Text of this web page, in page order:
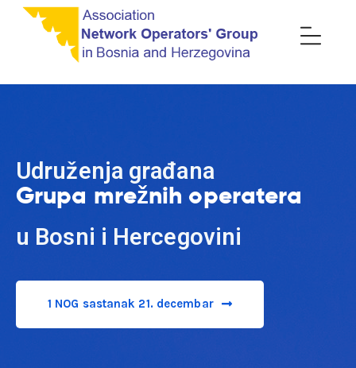
Udruženja građana
Grupa mrežnih operatera
u Bosni i Hercegovini
1 NOG sastanak 21. decembar